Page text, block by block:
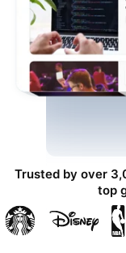
Trusted by over
top